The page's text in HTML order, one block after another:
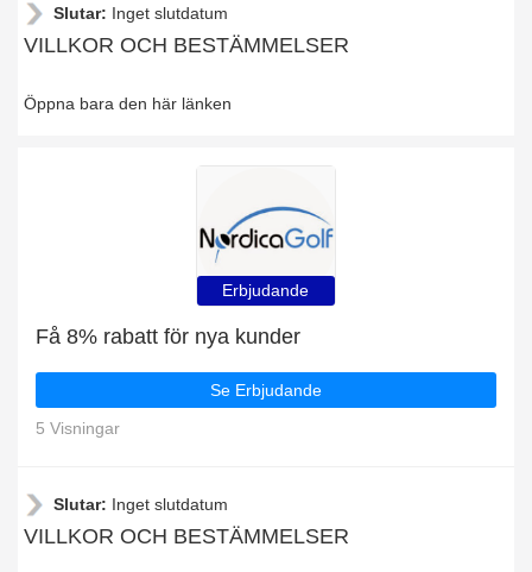
Slutar: Inget slutdatum
VILLKOR OCH BESTÄMMELSER
Öppna bara den här länken
Erbjudande
Få 8% rabatt för nya kunder
Se Erbjudande
5 Visningar
Slutar: Inget slutdatum
VILLKOR OCH BESTÄMMELSER